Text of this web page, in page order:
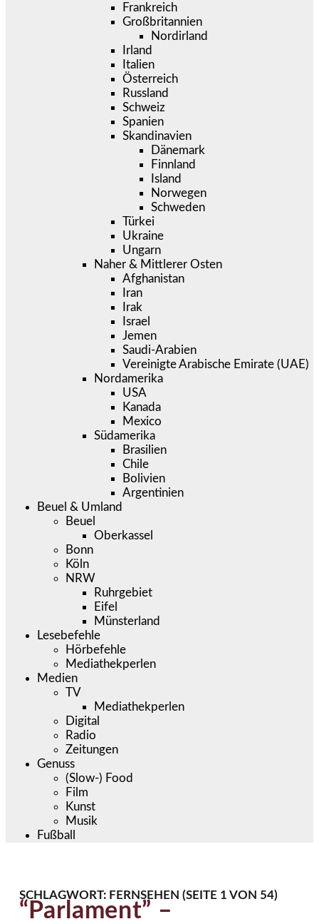
Frankreich
Großbritannien
Nordirland
Irland
Italien
Österreich
Russland
Schweiz
Spanien
Skandinavien
Dänemark
Finnland
Island
Norwegen
Schweden
Türkei
Ukraine
Ungarn
Naher & Mittlerer Osten
Afghanistan
Iran
Irak
Israel
Jemen
Saudi-Arabien
Vereinigte Arabische Emirate (UAE)
Nordamerika
USA
Kanada
Mexico
Südamerika
Brasilien
Chile
Bolivien
Argentinien
Beuel & Umland
Beuel
Oberkassel
Bonn
Köln
NRW
Ruhrgebiet
Eifel
Münsterland
Lesebefehle
Hörbefehle
Mediathekperlen
Medien
TV
Mediathekperlen
Digital
Radio
Zeitungen
Genuss
(Slow-) Food
Film
Kunst
Musik
Fußball
SCHLAGWORT: FERNSEHEN (SEITE 1 VON 54)
“Parlament” –